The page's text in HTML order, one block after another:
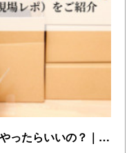
引越しの片付けってどこからやったらいいの？｜引越し整理収納（堺市・現場レポ）をご紹介